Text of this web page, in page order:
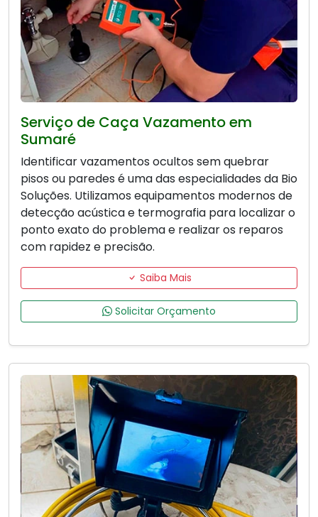
Serviço de Caça Vazamento em
Sumaré
Identificar vazamentos ocultos sem quebrar
pisos ou paredes é uma das especialidades da Bio
Soluções. Utilizamos equipamentos modernos de
detecção acústica e termografia para localizar o
ponto exato do problema e realizar os reparos
com rapidez e precisão.
Saiba Mais
Solicitar Orçamento